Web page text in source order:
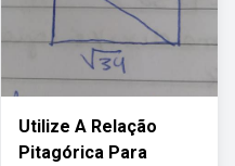
Utilize A Relação
Pitagórica Para